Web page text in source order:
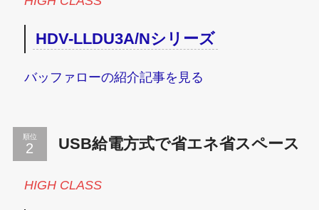
HDV-LLDU3A/Nシリーズ
バッファローの紹介記事を見る
順位 USB給電方式で省エネ省スペース
HIGH CLASS